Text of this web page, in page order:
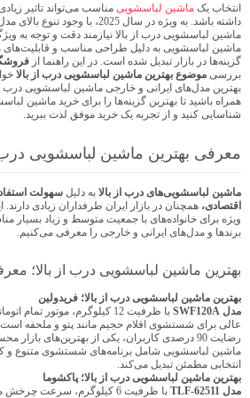
انتخاب یکماشین لباسشوییمناسب می‌تواند تاثیر
داشته باشد. به ویژه در سال 2025، با
ماشین لباسشویی درب از بالا نیازمند دقت و توجه به
ماشین لباسشویی به دلیل طراحی مناسب و قابلیت‌های
گزینه‌ها در بازار تبدیل شده است.در این راهنما از
بررسیموضوع بهترین ماشین لباسشویی درب از بالا
بهترین مدل‌های ایرانی و خارجی ماشین لباسشویی درب از
شناسایی کنید و از تجربه یک خرید موفق لذت ببرید.
معرفی بهترین ماشین لباسشویی درب
ماشین لباسشویی‌های درب از بالابه دلیلسهولت
اقتصادی،همچنان در بازار ایران طرفداران زیادی دارند.
ویژه برای خانواده‌های با جمعیت متوسط و زیاد بسیار
برندها و مدل‌های ایرانی و خارجی را معرفی می‌کنیم.
بهترین ماشین لباسشویی درب از بالا؛
بهترین ماشین لباسشویی درب از بالا؛ فریدولین
مدل SWF120A
با ظرفیت 12 کیلوگرم، موتور تمام
عالی برای شستشوی اقلام حجیم مانند پتو و ملحفه است.
رضایت 90 درصدی کاربران، یکی از بهترین‌های
ماشین لباسشویی شامل برنامه‌های شستشوی متنوع و
انتخابی مطمئن تبدیل می‌کند.
بهترین ماشین لباسشویی درب از بالا؛ پاکشوما
مدل TLF-62511